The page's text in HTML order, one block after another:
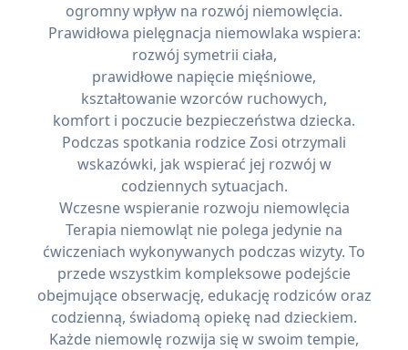
ogromny wpływ na rozwój niemowlęcia.
Prawidłowa pielęgnacja niemowlaka wspiera:
rozwój symetrii ciała,
prawidłowe napięcie mięśniowe,
kształtowanie wzorców ruchowych,
komfort i poczucie bezpieczeństwa dziecka.
Podczas spotkania rodzice Zosi otrzymali
wskazówki, jak wspierać jej rozwój w
codziennych sytuacjach.
Wczesne wspieranie rozwoju niemowlęcia
Terapia niemowląt nie polega jedynie na
ćwiczeniach wykonywanych podczas wizyty. To
przede wszystkim kompleksowe podejście
obejmujące obserwację, edukację rodziców oraz
codzienną, świadomą opiekę nad dzieckiem.
Każde niemowlę rozwija się w swoim tempie,